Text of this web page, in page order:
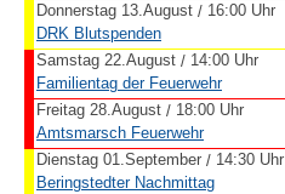
Donnerstag 13.August / 16:00 Uhr
DRK Blutspenden
Samstag 22.August / 14:00 Uhr
Familientag der Feuerwehr
Freitag 28.August / 18:00 Uhr
Amtsmarsch Feuerwehr
Dienstag 01.September / 14:30 Uhr
Beringstedter Nachmittag